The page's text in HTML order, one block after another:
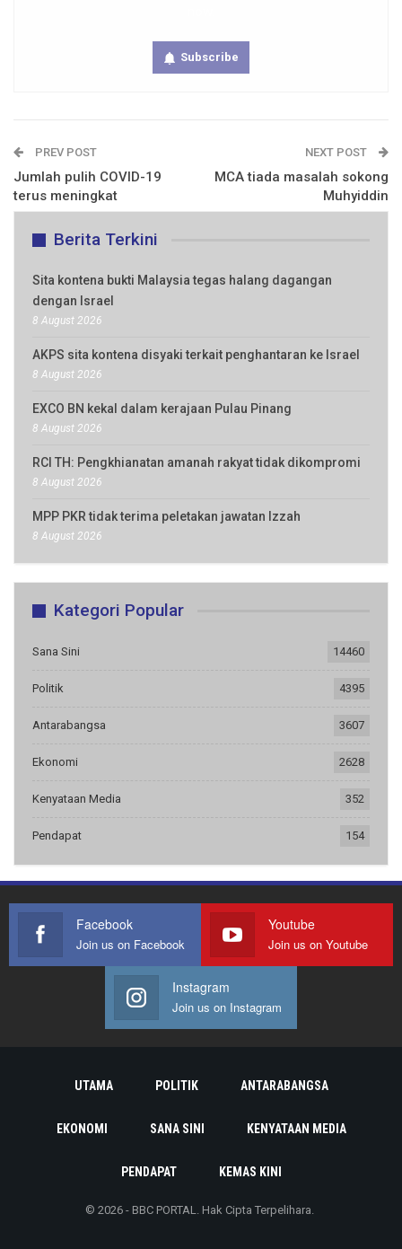
Subscribe
PREV POST
Jumlah pulih COVID-19
terus meningkat
NEXT POST
MCA tiada masalah sokong
Muhyiddin
Berita Terkini
Sita kontena bukti Malaysia tegas halang dagangan
dengan Israel
8 August 2026
AKPS sita kontena disyaki terkait penghantaran ke Israel
8 August 2026
EXCO BN kekal dalam kerajaan Pulau Pinang
8 August 2026
RCI TH: Pengkhianatan amanah rakyat tidak dikompromi
8 August 2026
MPP PKR tidak terima peletakan jawatan Izzah
8 August 2026
Kategori Popular
Sana Sini 14460
Politik 4395
Antarabangsa 3607
Ekonomi 2628
Kenyataan Media 352
Pendapat 154
Facebook
Join us on Facebook
Youtube
Join us on Youtube
Instagram
Join us on Instagram
UTAMA POLITIK ANTARABANGSA
EKONOMI SANA SINI KENYATAAN MEDIA
PENDAPAT KEMAS KINI
© 2026 - BBC PORTAL. Hak Cipta Terpelihara.